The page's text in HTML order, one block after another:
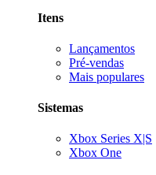
Itens
Lançamentos
Pré-vendas
Mais populares
Sistemas
Xbox Series X|S
Xbox One